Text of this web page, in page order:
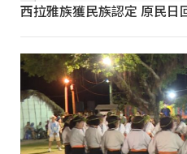
西拉雅族獲民族認定 原民日